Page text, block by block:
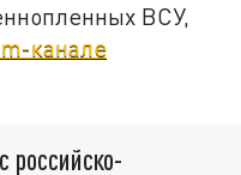
ВСУ,
канале
российско-